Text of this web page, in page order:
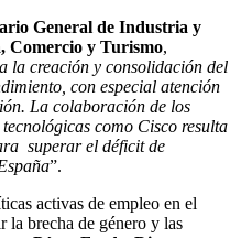
General de Industria y
Comercio y Turismo,
la creación y consolidación del
con especial atención
La colaboración de los
como Cisco resulta
superar el déficit de
”.
activas de empleo en el
la brecha de género y las